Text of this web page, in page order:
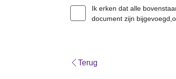
Ik erken dat alle
document zijn
Terug